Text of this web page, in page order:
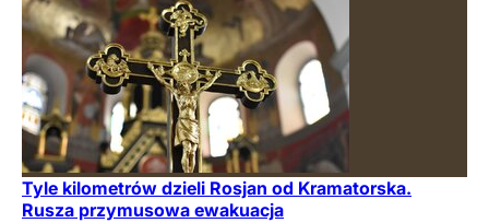
Tyle kilometrów dzieli Rosjan od Kramatorska.
Rusza przymusowa ewakuacja